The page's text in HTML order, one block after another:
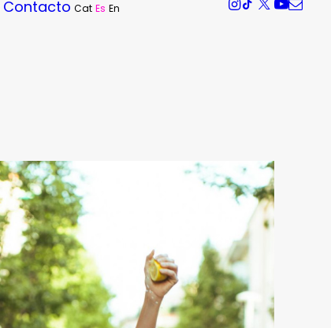
Contacto Cat Es En